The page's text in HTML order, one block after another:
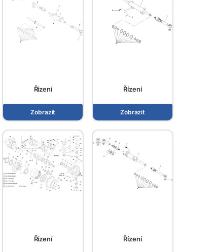
Řízení
Zobrazit
Řízení
Zobrazit
Řízení Řízení